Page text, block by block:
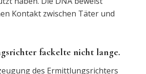
Kontakt zwischen Täter und
fackelte nicht lange.
des Ermittlungsrichters